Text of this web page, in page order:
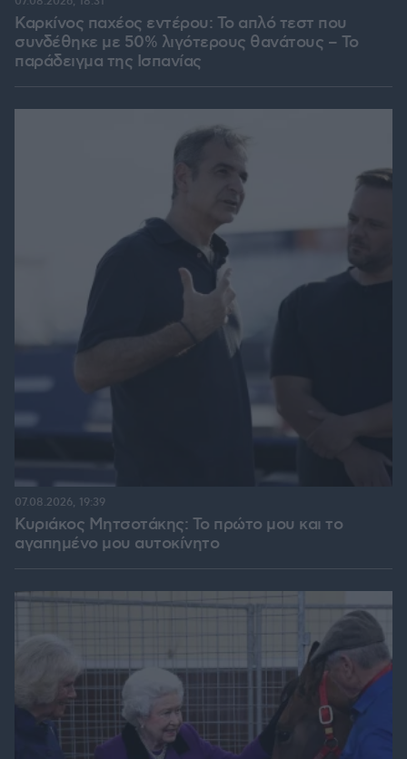
Καρκίνος παχέος εντέρου: Το απλό τεστ που
συνδέθηκε με 50% λιγότερους θανάτους – Το
παράδειγμα της Ισπανίας
Κυριάκος Μητσοτάκης: Το πρώτο μου και το
αγαπημένο μου αυτοκίνητο
07.08.2026, 19:39